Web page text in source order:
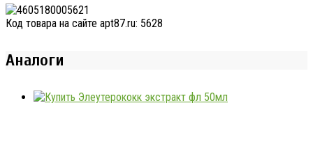
Код товара на сайте apt87.ru: 5628
Аналоги